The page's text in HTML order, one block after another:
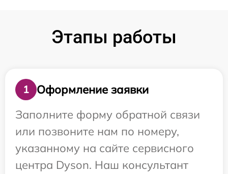
Этапы работы
1
Оформление заявки
Заполните форму обратной связи
или позвоните нам по номеру,
указанному на сайте сервисного
центра Dyson. Наш консультант